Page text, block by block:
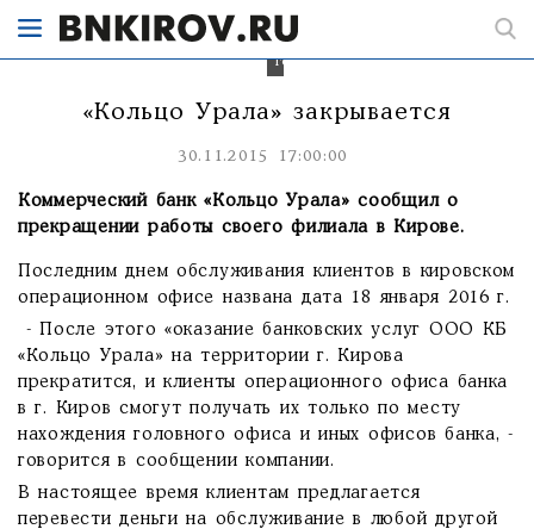
2005
года.
«Кольцо Урала» закрывается
30.11.2015 17:00:00
Коммерческий банк «Кольцо Урала» сообщил о
прекращении работы своего филиала в Кирове.
Последним днем обслуживания клиентов в кировском
операционном офисе названа дата 18 января 2016 г.
- После этого «оказание банковских услуг ООО КБ
«Кольцо Урала» на территории г. Кирова
прекратится, и клиенты операционного офиса банка
в г. Киров смогут получать их только по месту
нахождения головного офиса и иных офисов банка, -
говорится в сообщении компании.
В настоящее время клиентам предлагается
перевести деньги на обслуживание в любой другой